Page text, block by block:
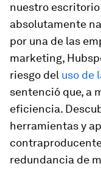
nuestro escritorio
absolutamente
por una de las
marketing,
riesgo del uso de
sentenció que, a
eficiencia.
herramientas y
redundancia de